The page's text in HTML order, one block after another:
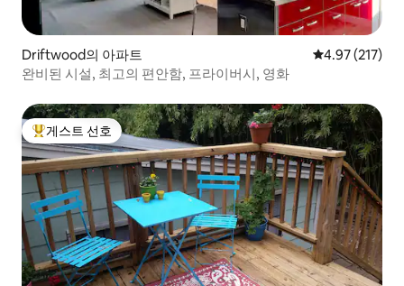
Driftwood의 아파트 평점 4.97점(5
4.97 (217)
완비된 시설, 최고의 편안함, 프라이버시, 영화
상위 게스트 선호
게스트 선호